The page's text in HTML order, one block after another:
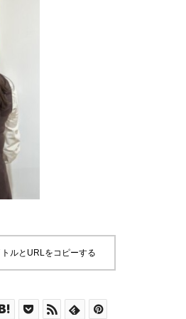
ルとURLをコピーする